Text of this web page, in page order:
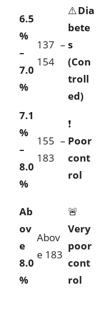
6.5
%
–
7.0
%
137 –
154
⚠️Dia
bete
s
(Con
troll
ed)
7.1
%
–
8.0
%
155 –
183
❗
Poor
cont
rol
Ab
ov
e
8.0
%
Abov
e 183
🚨
Very
poor
cont
rol